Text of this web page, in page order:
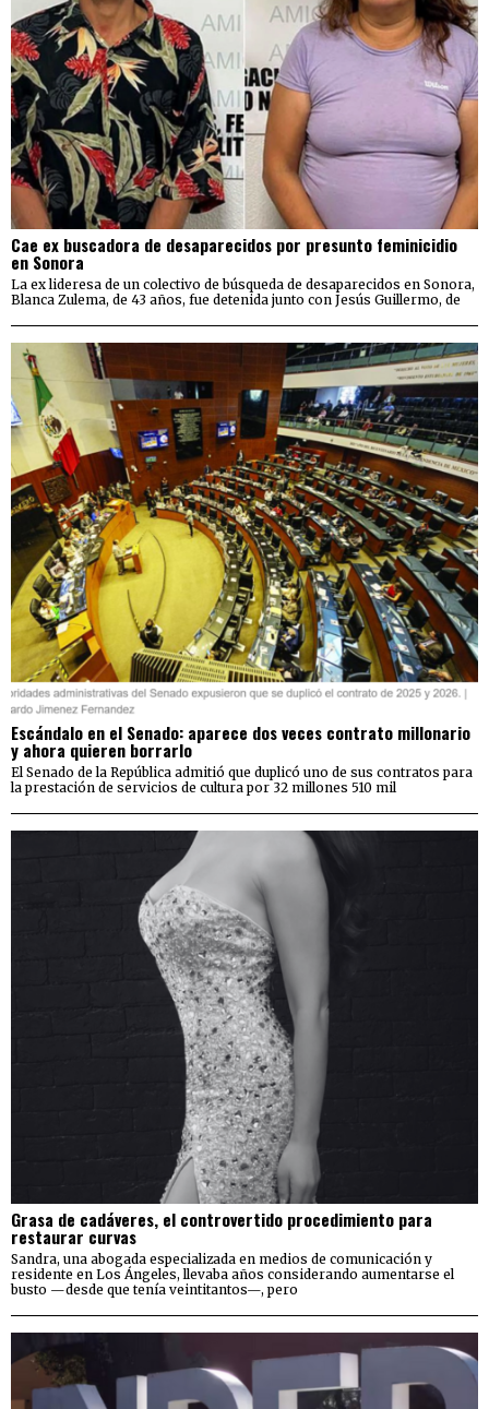
Cae ex buscadora de desaparecidos por presunto feminicidio
en Sonora
La ex lideresa de un colectivo de búsqueda de desaparecidos en Sonora,
Blanca Zulema, de 43 años, fue detenida junto con Jesús Guillermo, de
Escándalo en el Senado: aparece dos veces contrato millonario
y ahora quieren borrarlo
El Senado de la República admitió que duplicó uno de sus contratos para
la prestación de servicios de cultura por 32 millones 510 mil
Grasa de cadáveres, el controvertido procedimiento para
restaurar curvas
Sandra, una abogada especializada en medios de comunicación y
residente en Los Ángeles, llevaba años considerando aumentarse el
busto —desde que tenía veintitantos—, pero